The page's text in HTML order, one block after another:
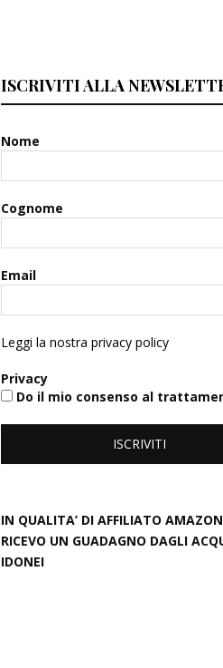
ISCRIVITI ALLA
Nome
Cognome
Email
Leggi la nostra privacy policy
Privacy
Do il mio consenso al
IN QUALITA’ DI AFFILIATO
RICEVO UN GUADAGNO DAGLI
IDONEI